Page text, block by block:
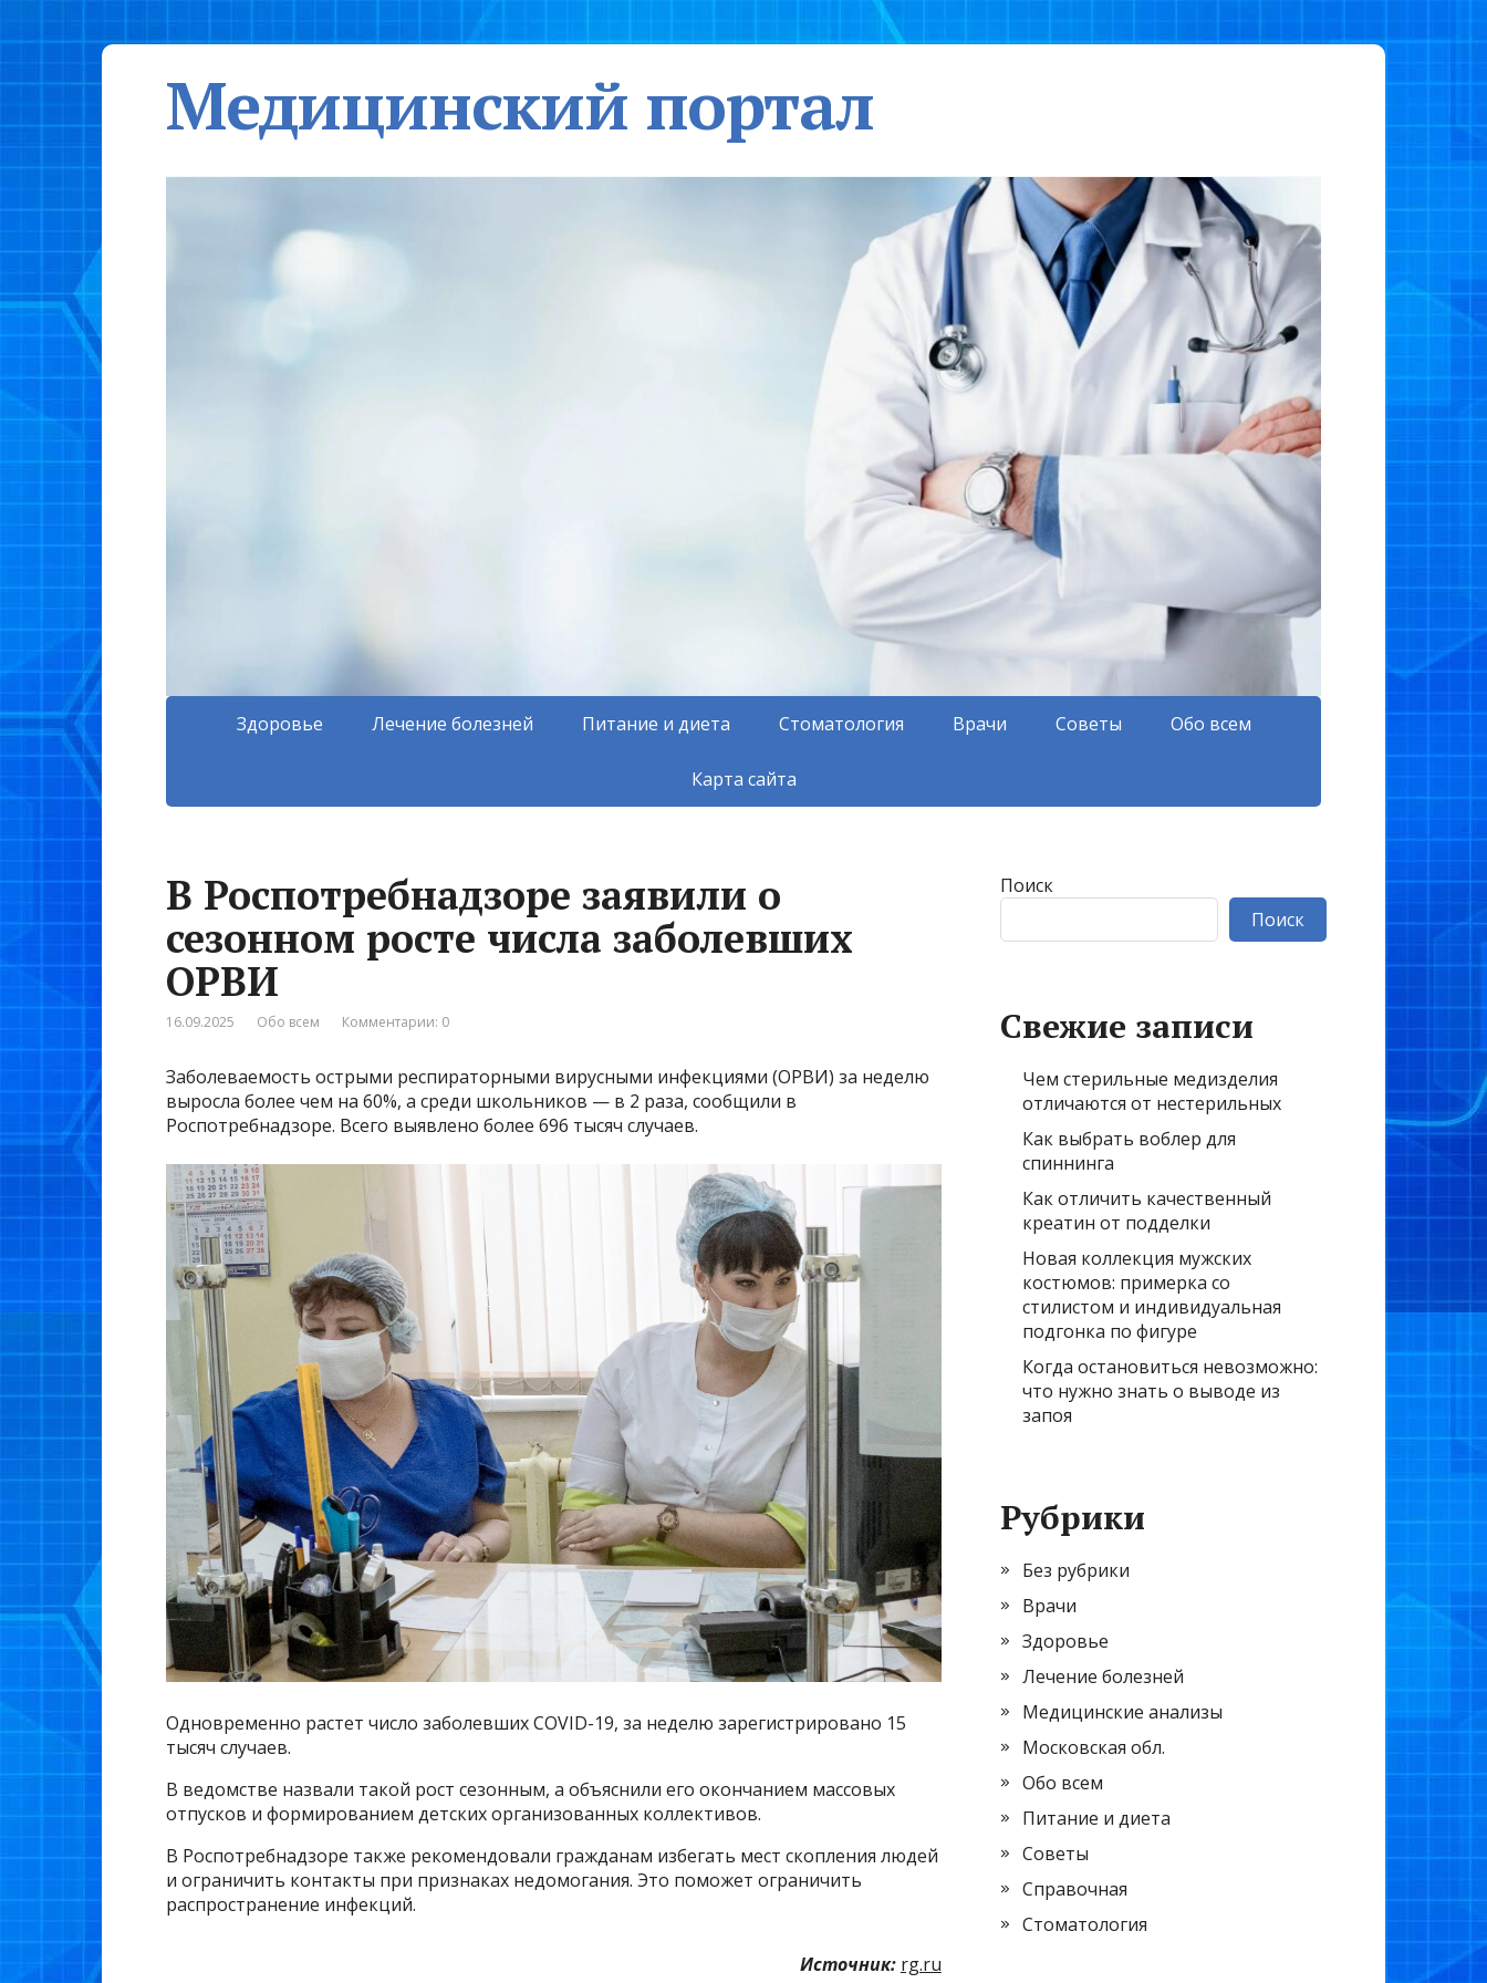
Медицинский портал
Здоровье Лечение болезней Питание и диета Стоматология Врачи Советы Обо всем
Карта сайта
В Роспотребнадзоре заявили о
сезонном росте числа заболевших
ОРВИ
16.09.2025 Обо всем Комментарии: 0
Заболеваемость острыми респираторными вирусными инфекциями (ОРВИ) за неделю
выросла более чем на 60%, а среди школьников — в 2 раза, сообщили в
Роспотребнадзоре. Всего выявлено более 696 тысяч случаев.
Одновременно растет число заболевших COVID-19, за неделю зарегистрировано 15
тысяч случаев.
В ведомстве назвали такой рост сезонным, а объяснили его окончанием массовых
отпусков и формированием детских организованных коллективов.
В Роспотребнадзоре также рекомендовали гражданам избегать мест скопления людей
и ограничить контакты при признаках недомогания. Это поможет ограничить
распространение инфекций.
Источник: rg.ru
Поиск
Поиск
Свежие записи
Чем стерильные медизделия
отличаются от нестерильных
Как выбрать воблер для
спиннинга
Как отличить качественный
креатин от подделки
Новая коллекция мужских
костюмов: примерка со
стилистом и индивидуальная
подгонка по фигуре
Когда остановиться невозможно:
что нужно знать о выводе из
запоя
Рубрики
Без рубрики
Врачи
Здоровье
Лечение болезней
Медицинские анализы
Московская обл.
Обо всем
Питание и диета
Советы
Справочная
Стоматология